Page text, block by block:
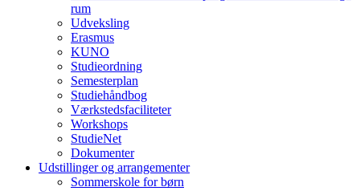
rum
Udveksling
Erasmus
KUNO
Studieordning
Semesterplan
Studiehåndbog
Værkstedsfaciliteter
Workshops
StudieNet
Dokumenter
Udstillinger og arrangementer
Sommerskole for børn